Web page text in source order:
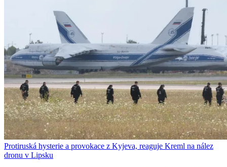
Protiruská hysterie a provokace z Kyjeva, reaguje Kreml na nález
dronu v Lipsku